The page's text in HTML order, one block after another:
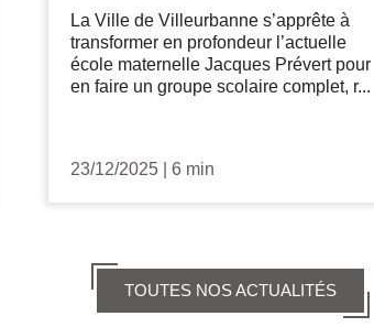
La Ville de Villeurbanne s’apprête à
transformer en profondeur l’actuelle
école maternelle Jacques Prévert pour
en faire un groupe scolaire complet, r...
23/12/2025 6 min
TOUTES NOS ACTUALITÉS